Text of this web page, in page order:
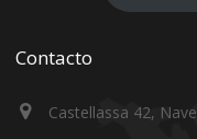
Contacto
Castellassa 42,